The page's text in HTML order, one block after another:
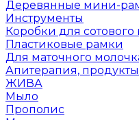
Деревянные мини-
Инструменты
Коробки для сотового
Пластиковые рамки
Для маточного
Апитерапия,
ЖИВА
Мыло
Прополис